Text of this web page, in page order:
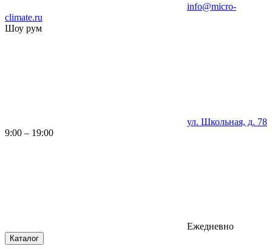
info@micro-
climate.ru
Шоу рум
ул. Школьная, д. 78
9:00 – 19:00
Ежедневно
Каталог